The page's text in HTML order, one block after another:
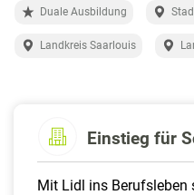
Duale Ausbildung
Landkreis Saarlouis
Einstieg für
Mit Lidl ins Berufsleben